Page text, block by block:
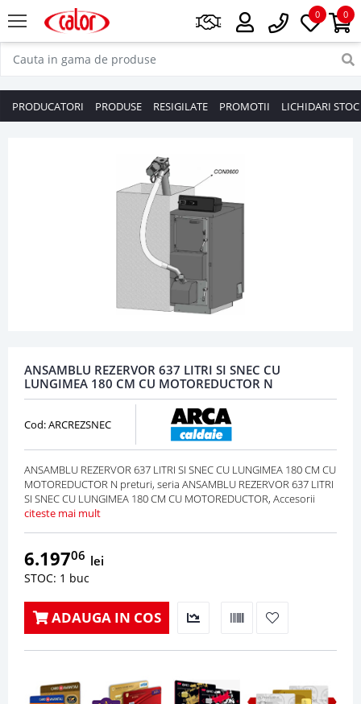
0
0
PRODUCATORI PRODUSE RESIGILATE PROMOTII LICHIDARI STOC
ANSAMBLU REZERVOR 637 LITRI SI SNEC CU
LUNGIMEA 180 CM CU MOTOREDUCTOR N
Cod: ARCREZSNEC
ANSAMBLU REZERVOR 637 LITRI SI SNEC CU LUNGIMEA 180 CM CU
MOTOREDUCTOR N preturi, seria ANSAMBLU REZERVOR 637 LITRI
SI SNEC CU LUNGIMEA 180 CM CU MOTOREDUCTOR, Accesorii
citeste mai mult
6.19706 lei
STOC: 1 buc
ADAUGA IN COS